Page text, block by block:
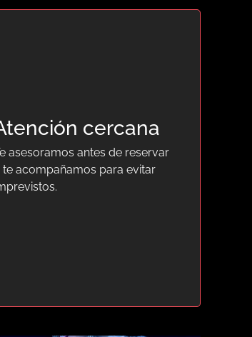
cercana
asesoramos antes de reservar
te acompañamos para evitar